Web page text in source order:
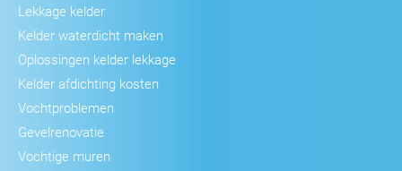
Lekkage kelder
Kelder waterdicht maken
Oplossingen kelder lekkage
Kelder afdichting kosten
Vochtproblemen
Gevelrenovatie
Vochtige muren